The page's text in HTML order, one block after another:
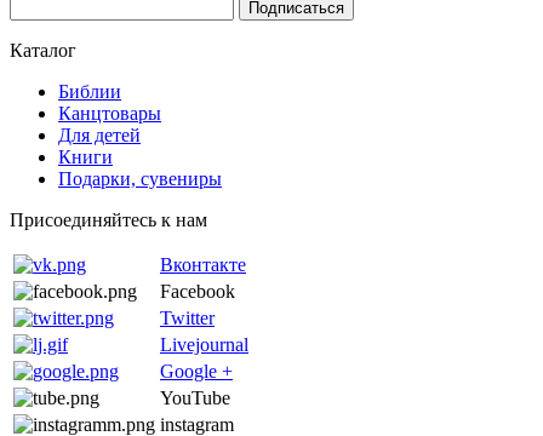
Каталог
Библии
Канцтовары
Для детей
Книги
Подарки, сувениры
Присоединяйтесь к нам
Вконтакте
Facebook
Twitter
Livejournal
Google +
YouTube
instagram